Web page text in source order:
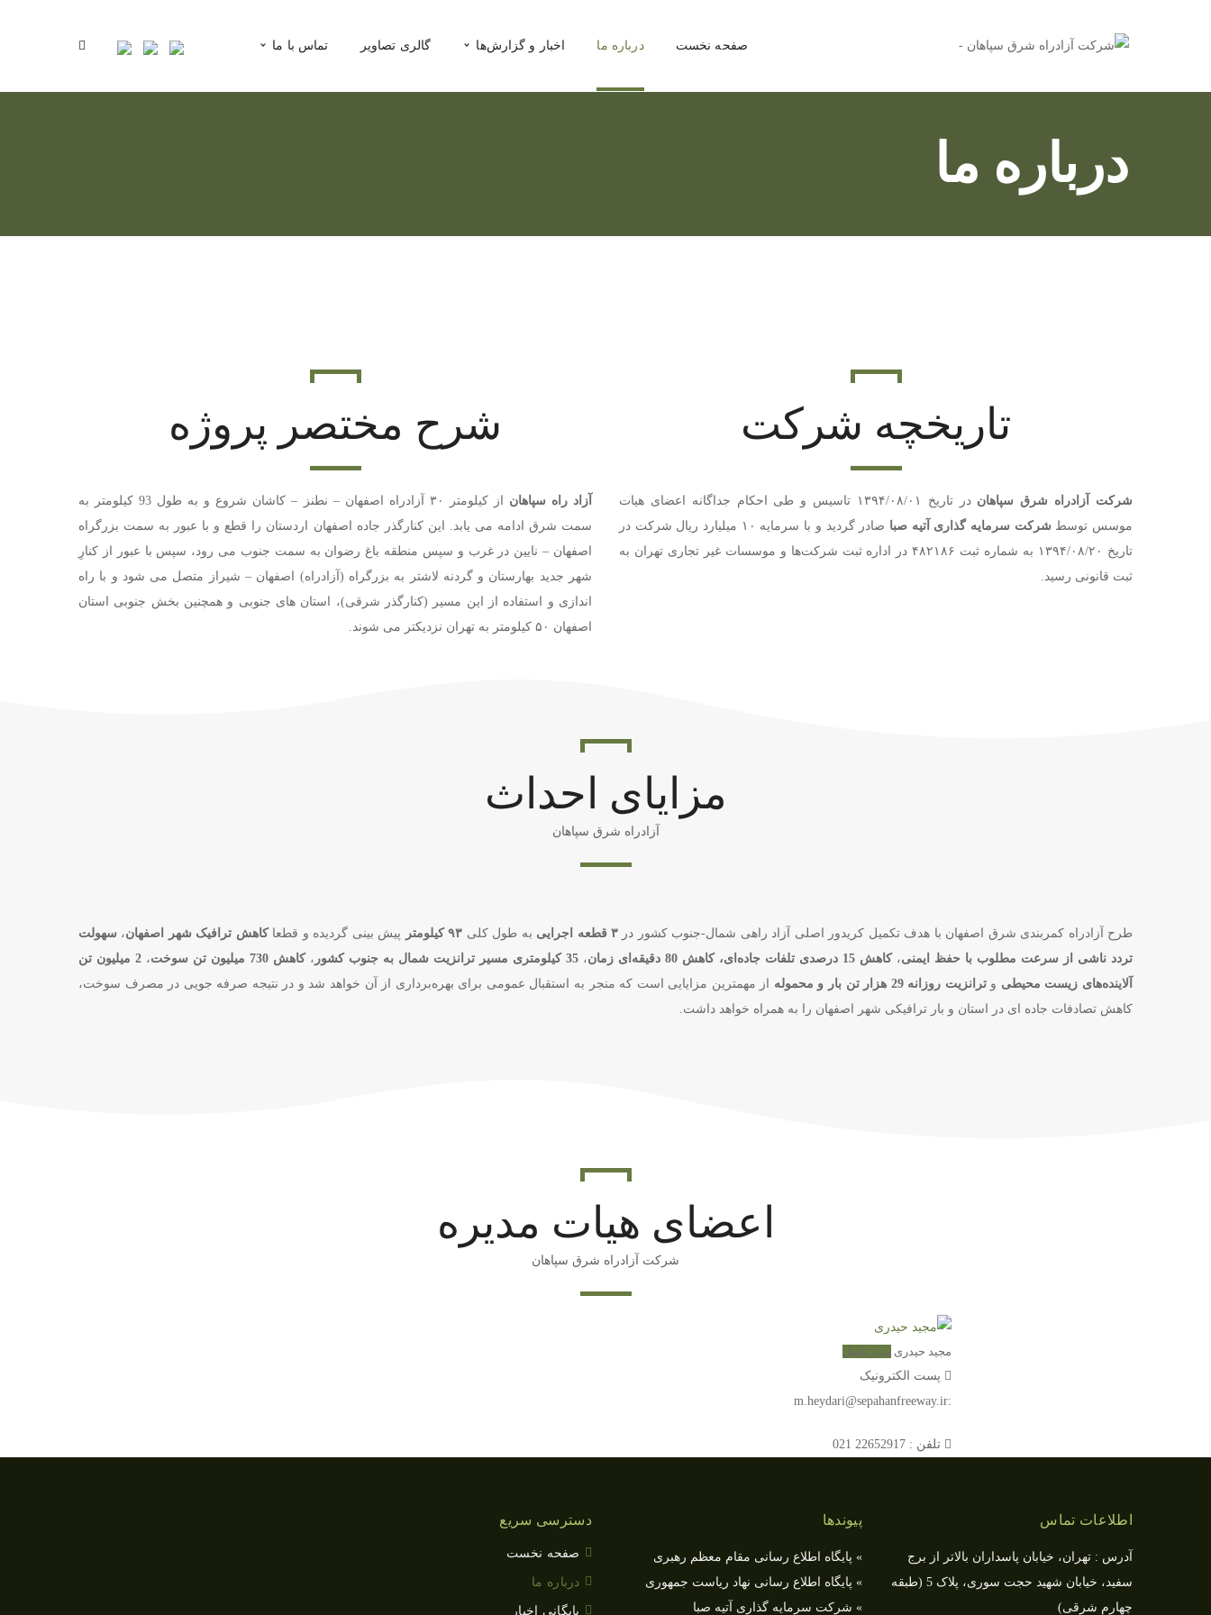
صفحه نخست درباره ما اخبار و گزارش‌ها گالری تصاویر تماس با ما
درباره ما
شرح مختصر پروژه
آزاد راه سپاهان
از کیلومتر ۳۰ آزادراه اصفهان – نطنز – کاشان شروع و به طول 93 کیلومتر به
سمت شرق ادامه می یابد. این کنارگذر جاده اصفهان اردستان را قطع و با عبور به سمت بزرگراه
اصفهان – نایین در غرب و سپس منطقه باغ رضوان به سمت جنوب می رود، سپس با عبور از کنارِ
شهر جدید بهارستان و گردنه لاشتر به بزرگراه (آزادراه) اصفهان – شیراز متصل می شود و با راه
اندازی و استفاده از این مسیر (کنارگذر شرقی)، استان های جنوبی و همچنین بخش جنوبی استان
اصفهان ۵۰ کیلومتر به تهران نزدیکتر می شوند.
تاریخچه شرکت
شرکت آزادراه شرق سپاهان
در تاریخ ۱۳۹۴/۰۸/۰۱ تاسیس و طی احکام جداگانه اعضای هیات
موسس توسط شرکت سرمایه گذاری آتیه صبا
صادر گردید و با سرمایه ۱۰ میلیارد ریال شرکت در
تاریخ ۱۳۹۴/۰۸/۲۰ به شماره ثبت ۴۸۲۱۸۶ در اداره ثبت شرکت‌ها و موسسات غیر تجاری تهران به
ثبت قانونی رسید.
مزایای احداث
آزادراه شرق سپاهان
طرح آزادراه کمربندی شرق اصفهان با هدف تکمیل کریدور اصلی آزاد راهی شمال-جنوب کشور در۳ قطعه اجرایی به طول کلی ۹۳ کیلومتر پیش بینی گردیده و قطعاکاهش ترافیک شهر اصفهان، سهولت
تردد ناشی از سرعت مطلوب با حفظ ایمنی، کاهش 15 درصدی تلفات جاده‌ای، کاهش 80 دقیقه‌ای زمان ، 35 کیلومتری مسیر ترانزیت شمال به جنوب کشور ، کاهش 730 میلیون تن سوخت ،
2 میلیون تن
آلاینده‌های زیست محیطی وترانزیت روزانه 29 هزار تن بار و محموله
از مهمترین مزایایی است که منجر به استقبال عمومی برای بهره‌برداری از آن خواهد شد و در نتیجه صرفه جویی در مصرف سوخت،
کاهش تصادفات جاده ای در استان و بار ترافیکی شهر اصفهان را به همراه خواهد داشت.
اعضای هیات مدیره
شرکت آزادراه شرق سپاهان
مجید حیدری مدیرعامل
پست الکترونیک
:m.heydari@sepahanfreeway.ir
تلفن : 22652917 021
اطلاعات تماس
آدرس : تهران، خیابان پاسداران بالاتر از برج
سفید، خیابان شهید حجت سوری، پلاک 5 (طبقه
چهارم شرقی)
پیوندها
» پایگاه اطلاع رسانی مقام معظم رهبری
» پایگاه اطلاع رسانی نهاد ریاست جمهوری
» شركت سرمایه گذاری آتیه صبا
دسترسی سریع
صفحه نخست
درباره ما
بایگانی اخبار